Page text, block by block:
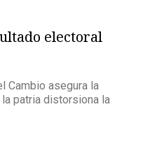
electoral
Cambio asegura la
patria distorsiona la